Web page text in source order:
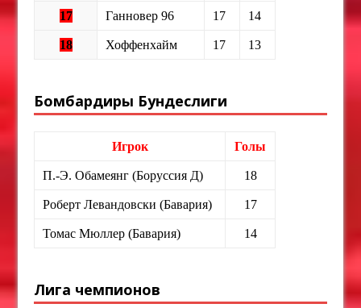
17 Ганновер 96 17 14
18 Хоффенхайм 17 13
Бомбардиры Бундеслиги
Игрок Голы
П.-Э. Обамеянг (Боруссия Д) 18
Роберт Левандовски (Бавария) 17
Томас Мюллер (Бавария) 14
Лига чемпионов